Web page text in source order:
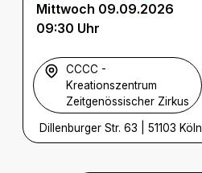
Mittwoch 09.09.2026
09:30 Uhr
CCCC -
Kreationszentrum
Zeitgenössischer Zirkus
Dillenburger Str. 63 51103 Köln